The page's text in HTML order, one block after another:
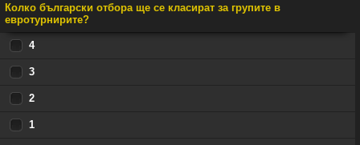
Колко български отбора ще се класират за групите в
евротурнирите?
4
3
2
1